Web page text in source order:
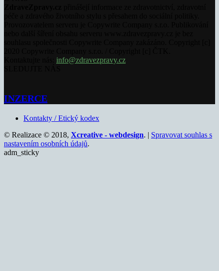
info@zdravezpravy.cz
INZERCE
Kontakty / Etický kodex
© Realizace © 2018, Xcreative - webdesign. | Spravovat souhlas s
nastavením osobních údajů.
adm_sticky